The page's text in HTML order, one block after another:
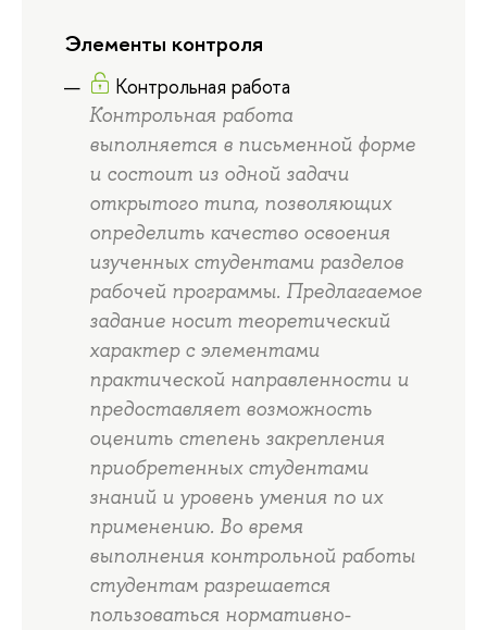
Элементы контроля
Контрольная работа
Контрольная работа
выполняется в письменной форме
и состоит из одной задачи
открытого типа, позволяющих
определить качество освоения
изученных студентами разделов
рабочей программы. Предлагаемое
задание носит теоретический
характер с элементами
практической направленности и
предоставляет возможность
оценить степень закрепления
приобретенных студентами
знаний и уровень умения по их
применению. Во время
выполнения контрольной работы
студентам разрешается
пользоваться нормативно-